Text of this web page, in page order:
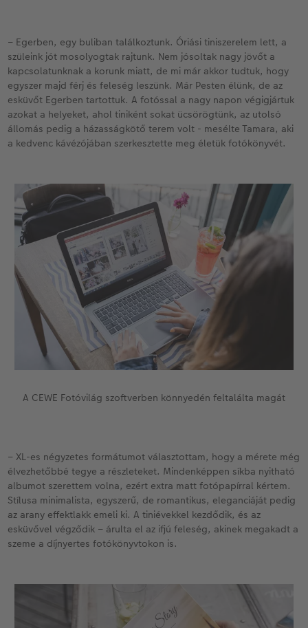
– Egerben, egy buliban találkoztunk. Óriási tiniszerelem lett, a
szüleink jót mosolyogtak rajtunk. Nem jósoltak nagy jövőt a
kapcsolatunknak a korunk miatt, de mi már akkor tudtuk, hogy
egyszer majd férj és feleség leszünk. Már Pesten élünk, de az
esküvőt Egerben tartottuk. A fotóssal a nagy napon végigjártuk
azokat a helyeket, ahol tiniként sokat ücsörögtünk, az utolsó
állomás pedig a házasságkötő terem volt - mesélte Tamara, aki
a kedvenc kávézójában szerkesztette meg életük fotókönyvét.
A CEWE Fotóvilág szoftverben könnyedén feltalálta magát
– XL-es négyzetes formátumot választottam, hogy a mérete még
élvezhetőbbé tegye a részleteket. Mindenképpen síkba nyitható
albumot szerettem volna, ezért extra matt fotópapírral kértem.
Stílusa minimalista, egyszerű, de romantikus, eleganciáját pedig
az arany effektlakk emeli ki. A tiniévekkel kezdődik, és az
esküvővel végződik – árulta el az ifjú feleség, akinek megakadt a
szeme a díjnyertes fotókönyvtokon is.